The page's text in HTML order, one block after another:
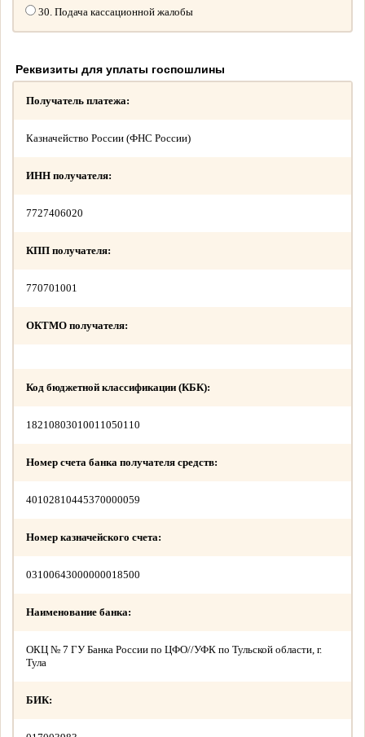
30. Подача кассационной жалобы
Реквизиты для уплаты госпошлины
Получатель платежа:
Казначейство России (ФНС России)
ИНН получателя:
7727406020
КПП получателя:
770701001
ОКТМО получателя:
Код бюджетной классификации (КБК):
18210803010011050110
Номер счета банка получателя средств:
40102810445370000059
Номер казначейского счета:
03100643000000018500
Наименование банка:
ОКЦ № 7 ГУ Банка России по ЦФО//УФК по Тульской области, г.
Тула
БИК: